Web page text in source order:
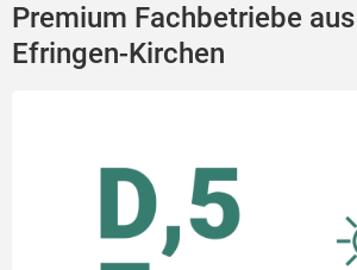
Premium Fachbetriebe
Efringen-Kirchen